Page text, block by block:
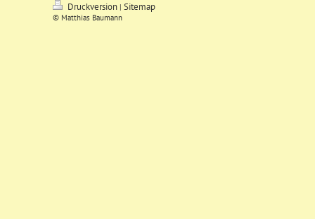
Druckversion | Sitemap
© Matthias Baumann